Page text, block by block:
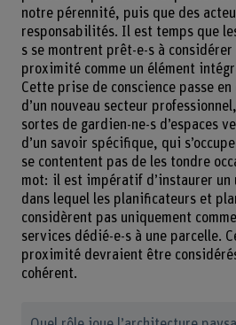
notre pérennité, puis que des
responsabilités. Il est temps que
s se montrent prêt-e-s à
proximité comme un élément
Cette prise de conscience passe
d’un nouveau secteur
sortes de gardien-ne-s d’espaces
d’un savoir spécifique, qui
se contentent pas de les tondre
mot: il est impératif d’instaurer un
dans lequel les planificateurs et
considèrent pas uniquement
services dédié-e-s à une parcelle.
proximité devraient être
cohérent.